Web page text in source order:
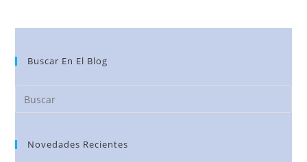
Buscar En El Blog
Novedades Recientes